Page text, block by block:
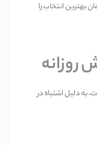
بهترین انتخاب را
روزانه
به دلیل اشتباه در